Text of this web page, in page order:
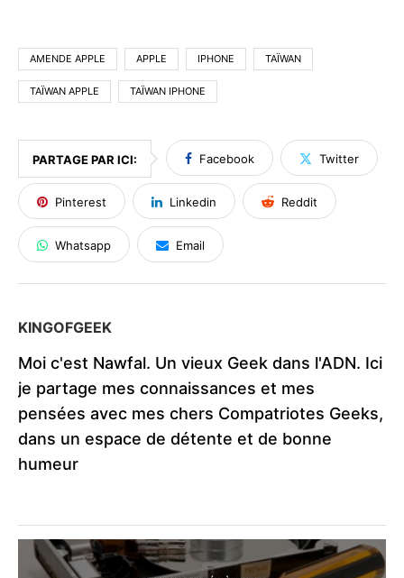
AMENDE APPLE APPLE IPHONE TAÏWAN
TAÏWAN APPLE TAÏWAN IPHONE
PARTAGE PAR ICI: Facebook Twitter
Pinterest Linkedin Reddit
Whatsapp Email
KINGOFGEEK
Moi c'est Nawfal. Un vieux Geek dans l'ADN. Ici
je partage mes connaissances et mes
pensées avec mes chers Compatriotes Geeks,
dans un espace de détente et de bonne
humeur